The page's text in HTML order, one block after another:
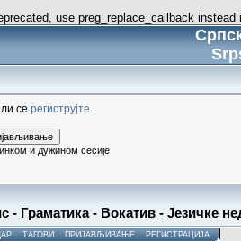
use preg_replace_callback
се региструјте
и дужином сесије
- Граматика- Вокатив - Језичке
ТАГОВИ ПРИЈАВЉИВАЊЕ РЕГИСТРАЦИЈА